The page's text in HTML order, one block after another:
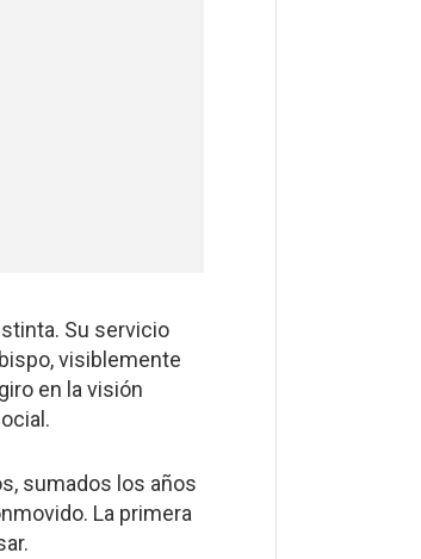
Su servicio
visiblemente
en la visión
sumados los años
La primera